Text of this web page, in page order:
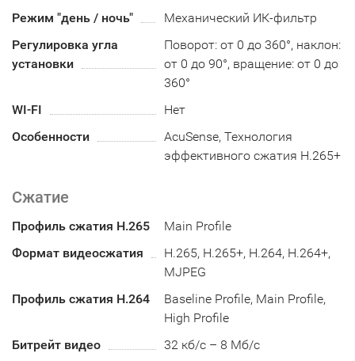
Режим "день / ночь"
Механический ИК-фильтр
Регулировка угла
установки
Поворот: от 0 до 360°, наклон:
от 0 до 90°, вращение: от 0 до
360°
WI-FI
Нет
Особенности
AcuSense, Технология
эффективного сжатия H.265+
Сжатие
Профиль сжатия H.265
Main Profile
Формат видеосжатия
H.265, H.265+, H.264, H.264+,
MJPEG
Профиль сжатия H.264
Baseline Profile, Main Profile,
High Profile
Битрейт видео
32 кб/с – 8 Мб/с